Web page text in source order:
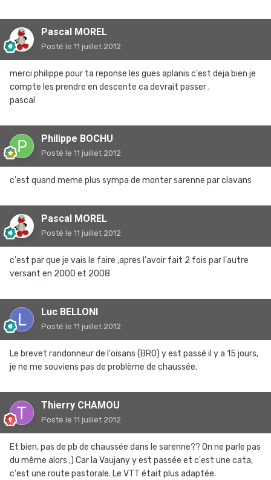
Pascal MOREL
Posté le 11 juillet 2012
merci philippe pour ta reponse les gues aplanis c'est deja bien je
compte les prendre en descente ca devrait passer .
pascal
Philippe BOCHU
Posté le 11 juillet 2012
c'est quand meme plus sympa de monter sarenne par clavans
Pascal MOREL
Posté le 11 juillet 2012
c'est par que je vais le faire ,apres l'avoir fait 2 fois par l'autre
versant en 2000 et 2008
Luc BELLONI
Posté le 11 juillet 2012
Le brevet randonneur de l'oisans (BRO) y est passé il y a 15 jours,
je ne me souviens pas de problème de chaussée.
Thierry CHAMOU
Posté le 11 juillet 2012
Et bien, pas de pb de chaussée dans le sarenne?? On ne parle pas
du même alors ;) Car la Vaujany y est passée et c'est une cata,
c'est une route pastorale. Le VTT était plus adaptée.